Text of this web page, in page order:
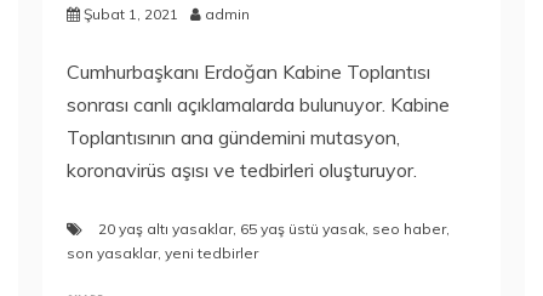
Şubat 1, 2021 admin
Cumhurbaşkanı Erdoğan Kabine Toplantısı
sonrası canlı açıklamalarda bulunuyor. Kabine
Toplantısının ana gündemini mutasyon,
koronavirüs aşısı ve tedbirleri oluşturuyor.
20 yaş altı yasaklar, 65 yaş üstü yasak seo haber,
son yasaklar, yeni tedbirler